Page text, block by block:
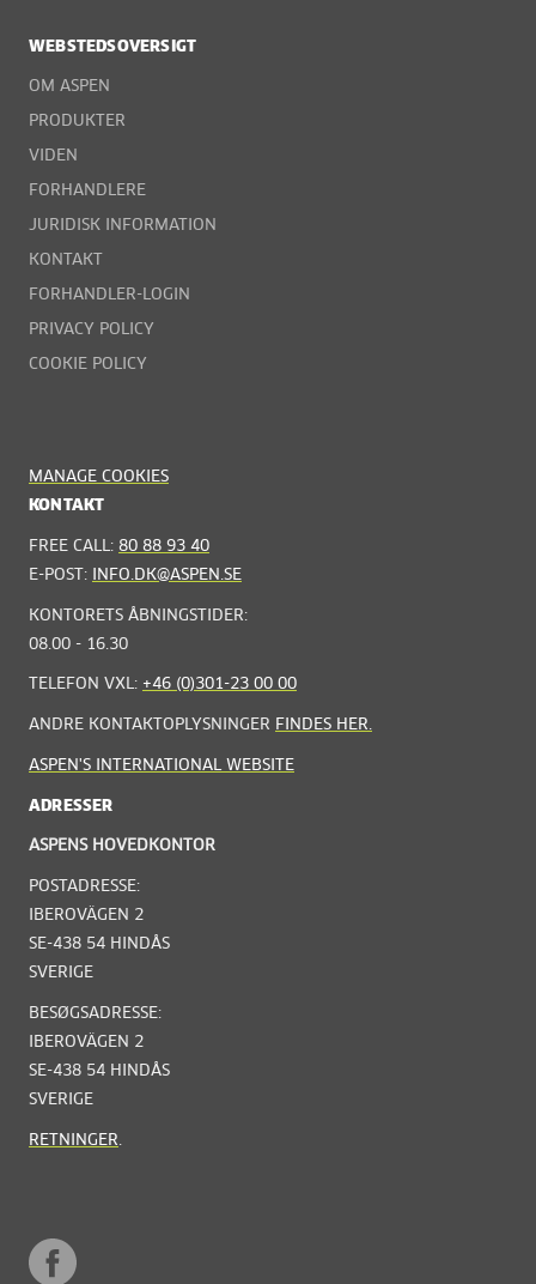
WEBSTEDSOVERSIGT
OM ASPEN
PRODUKTER
VIDEN
FORHANDLERE
JURIDISK INFORMATION
KONTAKT
FORHANDLER-LOGIN
PRIVACY POLICY
COOKIE POLICY
MANAGE COOKIES
KONTAKT
FREE CALL: 80 88 93 40
E-POST:
INFO.DK@ASPEN.SE
KONTORETS ÅBNINGSTIDER:
08.00 - 16.30
TELEFON VXL: +46 (0)301-23 00 00
ANDRE KONTAKTOPLYSNINGER FINDES HER.
ASPEN'S INTERNATIONAL WEBSITE
ADRESSER
ASPENS HOVEDKONTOR
POSTADRESSE:
IBEROVÄGEN 2
SE-438 54 HINDÅS
SVERIGE
BESØGSADRESSE:
IBEROVÄGEN 2
SE-438 54 HINDÅS
SVERIGE
RETNINGER